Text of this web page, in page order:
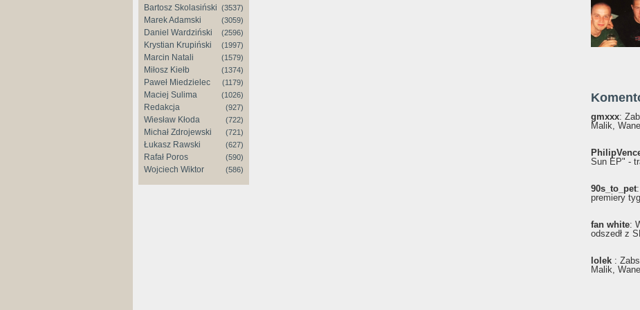
Bartosz Skolasiński (3537)
Marek Adamski (3059)
Daniel Wardziński (2596)
Krystian Krupiński (1997)
Marcin Natali (1579)
Miłosz Kiełb (1374)
Paweł Miedzielec (1179)
Maciej Sulima (1026)
Redakcja (927)
Wiesław Kłoda (722)
Michał Zdrojewski (721)
Łukasz Rawski (627)
Rafał Poros (590)
Wojciech Wiktor (586)
gmxxx:
Malik,
Sun EP" -
90s_to_pet
premiery
fan white:
odszedł z
lolek :
Malik,